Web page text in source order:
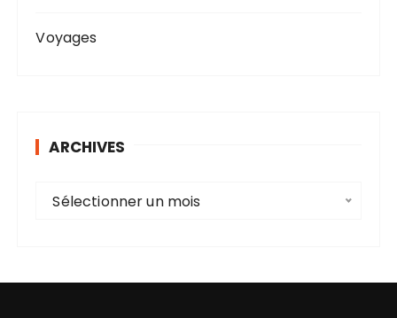
Voyages
ARCHIVES
i
Sélectionner un mois